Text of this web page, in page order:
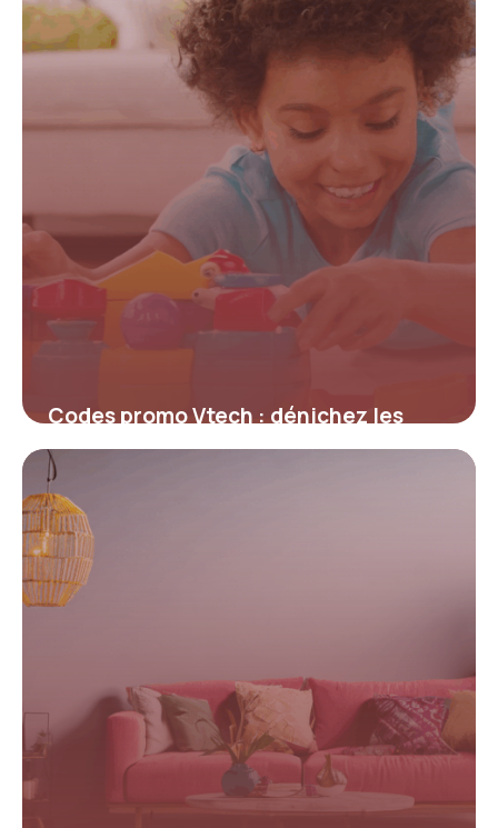
4 juillet 2025
Codes promo Vtech : dénichez les
meilleures offres pour économiser sur
les jouets éducatifs
4 juillet 2025